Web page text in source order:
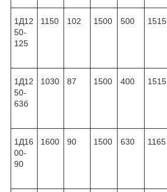
1Д12
50-
125
1150 102 1500 500 1515
1Д12
50-
63б
1030 87 1500 400 1515
1Д16
00-
90
1600 90 1500 630 1165